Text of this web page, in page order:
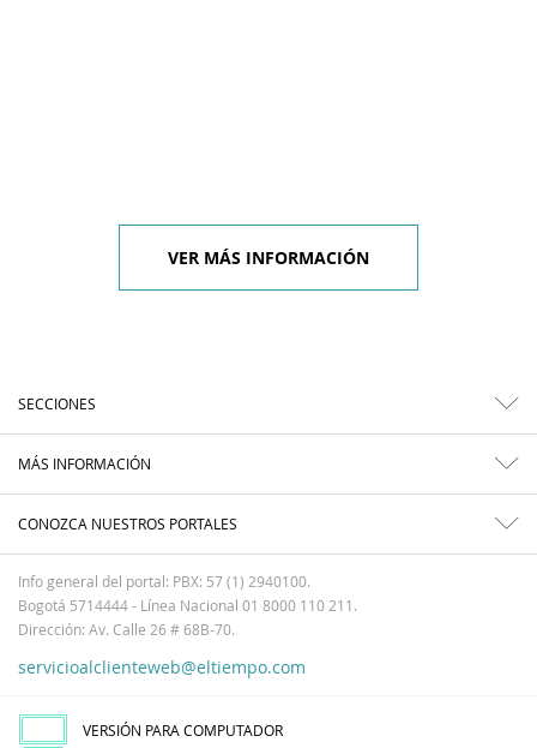
VER MÁS INFORMACIÓN
SECCIONES
MÁS INFORMACIÓN
CONOZCA NUESTROS PORTALES
Info general del portal: PBX: 57 (1) 2940100.
Bogotá 5714444 - Línea Nacional 01 8000 110 211.
Dirección: Av. Calle 26 # 68B-70.
servicioalclienteweb@eltiempo.com
VERSIÓN PARA COMPUTADOR